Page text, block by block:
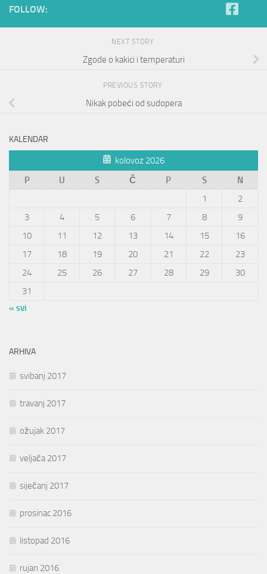
FOLLOW:
NEXT STORY
Zgode o kakici i temperaturi
PREVIOUS STORY
Nikak pobeći od sudopera
KALENDAR
kolovoz 2026
P
U S Č P S
N
1
2
3
4 5 6 7 8
9
10
11 12 13 14 15
16
17
18 19 20 21 22
23
24
25 26 27 28 29
30
31
« svi
ARHIVA
svibanj 2017
travanj 2017
ožujak 2017
veljača 2017
siječanj 2017
prosinac 2016
listopad 2016
rujan 2016